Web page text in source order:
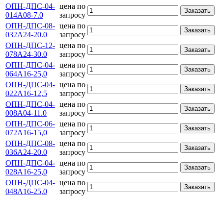
ОПН-ДПС-04-
014А08-7.0
цена по
запросу
Заказать
ОПН-ДПС-08-
032А24-20.0
цена по
запросу
Заказать
ОПН-ДПС-12-
078А24-30.0
цена по
запросу
Заказать
ОПН-ДПС-04-
064А16-25,0
цена по
запросу
Заказать
ОПН-ДПС-04-
022А16-12,5
цена по
запросу
Заказать
ОПН-ДПС-04-
008А04-11.0
цена по
запросу
Заказать
ОПН-ДПС-06-
072А16-15,0
цена по
запросу
Заказать
ОПН-ДПС-08-
036А24-20.0
цена по
запросу
Заказать
ОПН-ДПС-04-
028А16-25,0
цена по
запросу
Заказать
ОПН-ДПС-04-
048А16-25,0
цена по
запросу
Заказать